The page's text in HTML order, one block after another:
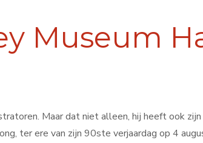
Museum
Maar dat niet alleen, hij heeft ook
ter ere van zijn 90ste verjaardag op 4